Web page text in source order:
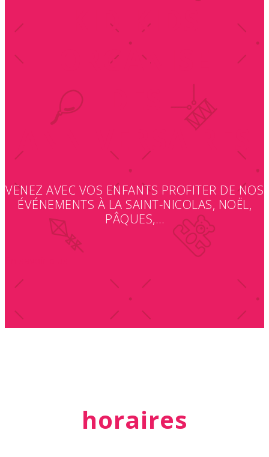
KIDIKIDS
ORGANISE
ANNIVERSAIRES
VENEZ AVEC VOS ENFANTS PROFITER DE NOS
ÉVÉNEMENTS À LA SAINT-NICOLAS, NOËL,
PÂQUES,…
horaires